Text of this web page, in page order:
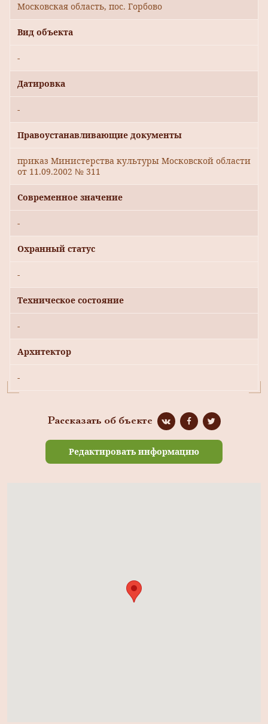
Московская область, пос. Горбово
Вид объекта
-
Датировка
-
Правоустанавливающие документы
приказ Министерства культуры Московской области
от 11.09.2002 № 311
Современное значение
-
Охранный статус
-
Техническое состояние
-
Архитектор
-
Рассказать об бъекте
Редактировать информацию